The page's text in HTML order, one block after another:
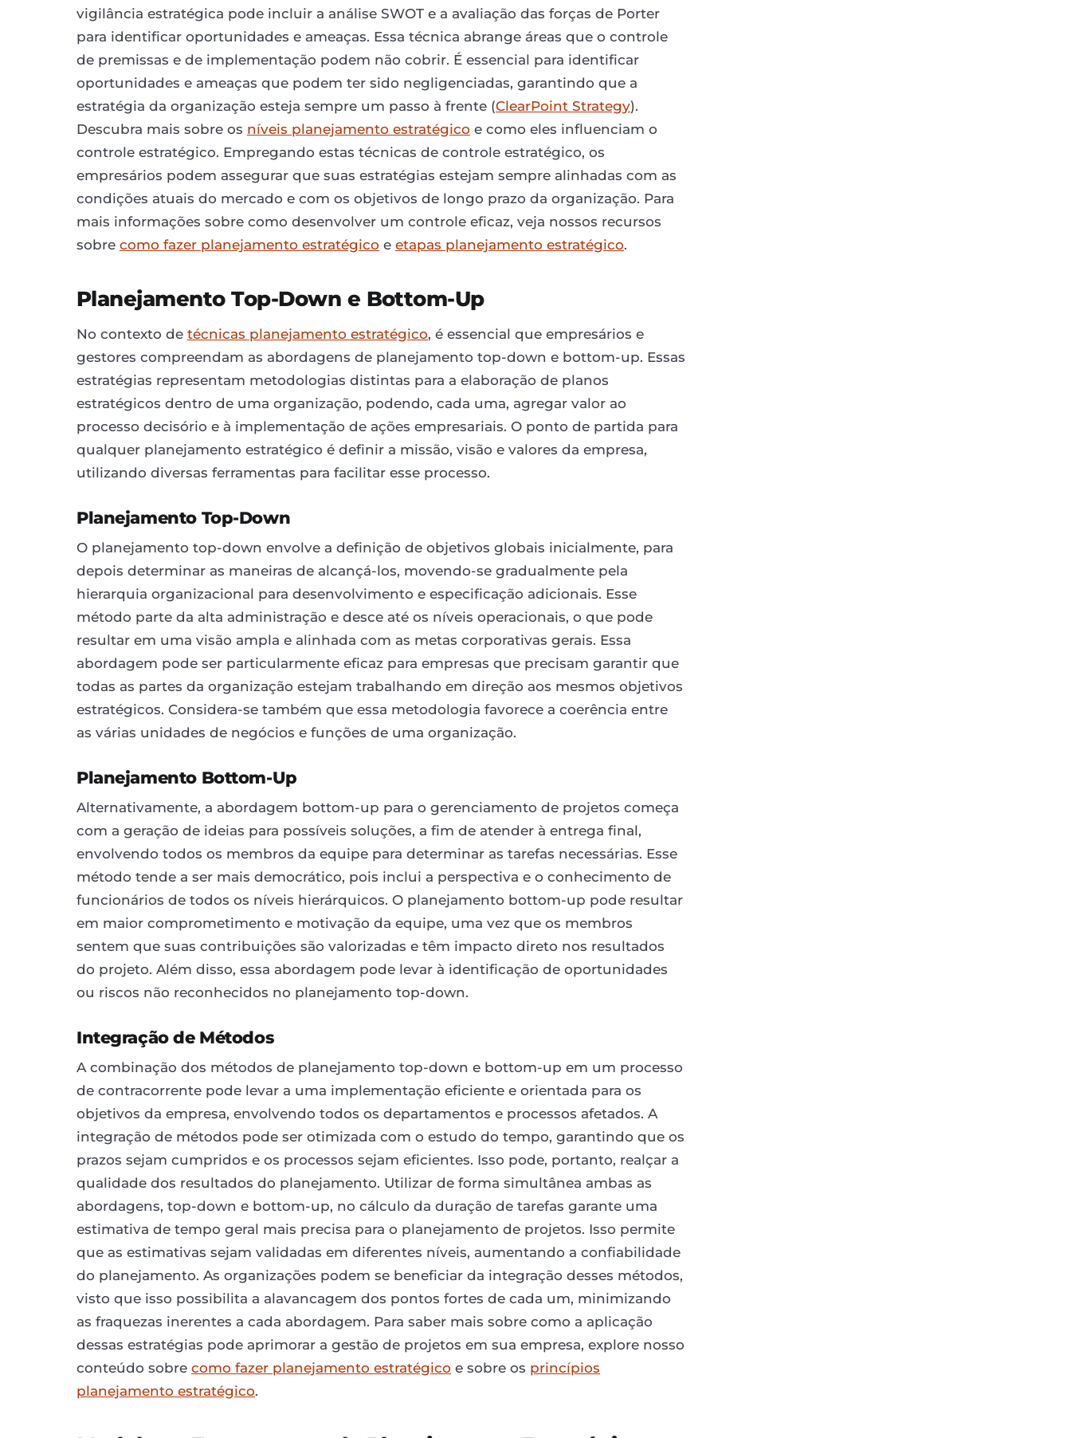
vigilância estratégica pode incluir a análise SWOT e a avaliação das forças de Porter
para identificar oportunidades e ameaças. Essa técnica abrange áreas que o controle
de premissas e de implementação podem não cobrir. É essencial para identificar
oportunidades e ameaças que podem ter sido negligenciadas, garantindo que a
estratégia da organização esteja sempre um passo à frente (ClearPoint Strategy).
Descubra mais sobre os níveis planejamento estratégico e como eles influenciam o
controle estratégico. Empregando estas técnicas de controle estratégico, os
empresários podem assegurar que suas estratégias estejam sempre alinhadas com as
condições atuais do mercado e com os objetivos de longo prazo da organização. Para
mais informações sobre como desenvolver um controle eficaz, veja nossos recursos
sobre como fazer planejamento estratégico e etapas planejamento estratégico.
Planejamento Top-Down e Bottom-Up
No contexto de técnicas planejamento estratégico, é essencial que empresários e
gestores compreendam as abordagens de planejamento top-down e bottom-up. Essas
estratégias representam metodologias distintas para a elaboração de planos
estratégicos dentro de uma organização, podendo, cada uma, agregar valor ao
processo decisório e à implementação de ações empresariais. O ponto de partida para
qualquer planejamento estratégico é definir a missão, visão e valores da empresa,
utilizando diversas ferramentas para facilitar esse processo.
Planejamento Top-Down
O planejamento top-down envolve a definição de objetivos globais inicialmente, para
depois determinar as maneiras de alcançá-los, movendo-se gradualmente pela
hierarquia organizacional para desenvolvimento e especificação adicionais. Esse
método parte da alta administração e desce até os níveis operacionais, o que pode
resultar em uma visão ampla e alinhada com as metas corporativas gerais. Essa
abordagem pode ser particularmente eficaz para empresas que precisam garantir que
todas as partes da organização estejam trabalhando em direção aos mesmos objetivos
estratégicos. Considera-se também que essa metodologia favorece a coerência entre
as várias unidades de negócios e funções de uma organização.
Planejamento Bottom-Up
Alternativamente, a abordagem bottom-up para o gerenciamento de projetos começa
com a geração de ideias para possíveis soluções, a fim de atender à entrega final,
envolvendo todos os membros da equipe para determinar as tarefas necessárias. Esse
método tende a ser mais democrático, pois inclui a perspectiva e o conhecimento de
funcionários de todos os níveis hierárquicos. O planejamento bottom-up pode resultar
em maior comprometimento e motivação da equipe, uma vez que os membros
sentem que suas contribuições são valorizadas e têm impacto direto nos resultados
do projeto. Além disso, essa abordagem pode levar à identificação de oportunidades
ou riscos não reconhecidos no planejamento top-down.
Integração de Métodos
A combinação dos métodos de planejamento top-down e bottom-up em um processo
de contracorrente pode levar a uma implementação eficiente e orientada para os
objetivos da empresa, envolvendo todos os departamentos e processos afetados. A
integração de métodos pode ser otimizada com o estudo do tempo, garantindo que os
prazos sejam cumpridos e os processos sejam eficientes. Isso pode, portanto, realçar a
qualidade dos resultados do planejamento. Utilizar de forma simultânea ambas as
abordagens, top-down e bottom-up, no cálculo da duração de tarefas garante uma
estimativa de tempo geral mais precisa para o planejamento de projetos. Isso permite
que as estimativas sejam validadas em diferentes níveis, aumentando a confiabilidade
do planejamento. As organizações podem se beneficiar da integração desses métodos,
visto que isso possibilita a alavancagem dos pontos fortes de cada um, minimizando
as fraquezas inerentes a cada abordagem. Para saber mais sobre como a aplicação
dessas estratégias pode aprimorar a gestão de projetos em sua empresa, explore nosso
conteúdo sobre como fazer planejamento estratégico e sobre os princípios
planejamento estratégico.